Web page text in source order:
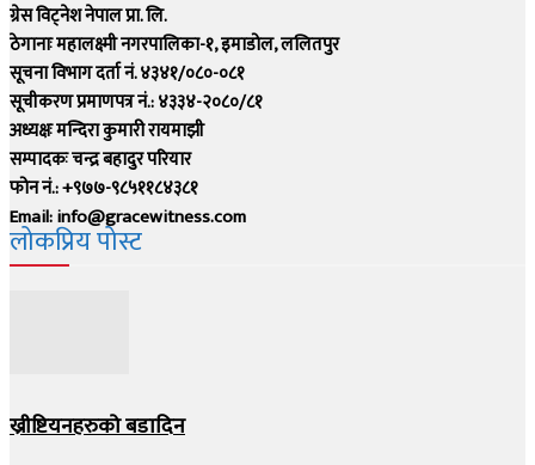
ग्रेस विट्नेश नेपाल प्रा. लि.
ठेगानाः महालक्ष्मी नगरपालिका-१, इमाडोल, ललितपुर
सूचना विभाग दर्ता नं. ४३४१/०८०-०८१
सूचीकरण प्रमाणपत्र नं.: ४३३४-२०८०/८१
अध्यक्षः मन्दिरा कुमारी रायमाझी
सम्पादकः चन्द्र बहादुर परियार
फोन नं.: +९७७-९८५११८४३८१
Email: info@gracewitness.com
लोकप्रिय पोस्ट
ख्रीष्टियनहरुको बडादिन